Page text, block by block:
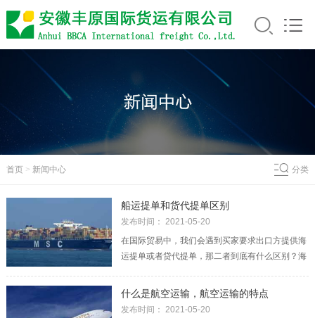
首页> 新闻中心 分类
船运提单和货代提单区别
发布时间： 2021-05-20
在国际贸易中，我们会遇到买家要求出口方提供海
运提单或者贷代提单，那二者到底有什么区别？海
一是承运人或其代理人收到货物后，签发给托运人
什么是航空运输，航空运输的特点
发布时间： 2021-05-20